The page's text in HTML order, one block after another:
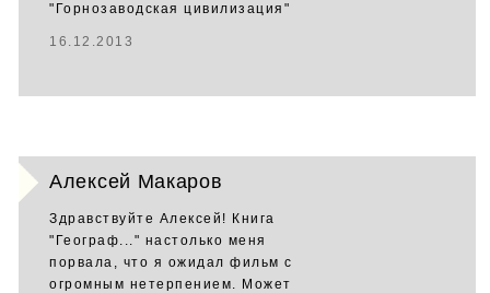
"Горнозаводская цивилизация"
16.12.2013
Алексей Макаров
Здравствуйте Алексей! Книга
"Географ..." настолько меня
порвала, что я ожидал фильм с
огромным нетерпением. Может